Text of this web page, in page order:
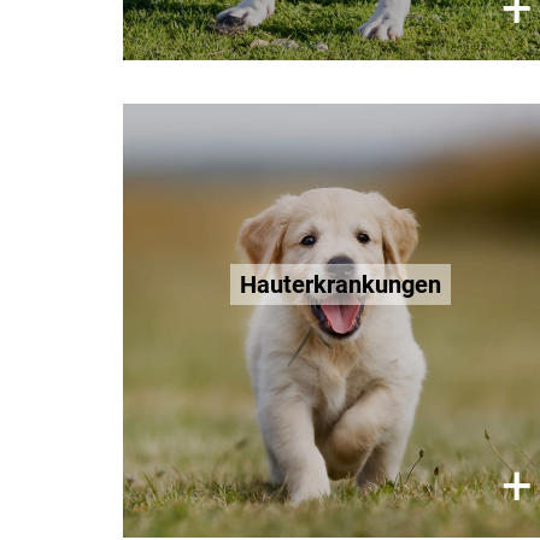
Hauterkrankungen
+
Hauterkrankungen
Erbliche Veranlagungen sorgen für
eine überempfindliche Haut und
allergische Symptome. Die Tiere
quälen sich mit Juckreiz und auch
Hauttumore können durch
Qualzucht entstehen.
Mehr erfahren
×